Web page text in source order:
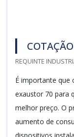
REQUINTE
É importante que
exaustor 70 para
melhor preço. O
aumento de
dispositivos